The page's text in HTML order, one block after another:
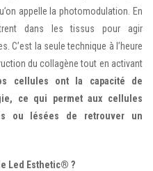
appelle la photomodulation. En
dans les tissus pour agir
C’est la seule technique à l’heure
du collagène tout en activant
cellules ont la capacité de
ce qui permet aux cellules
ou lésées de retrouver un
Led Esthetic® ?